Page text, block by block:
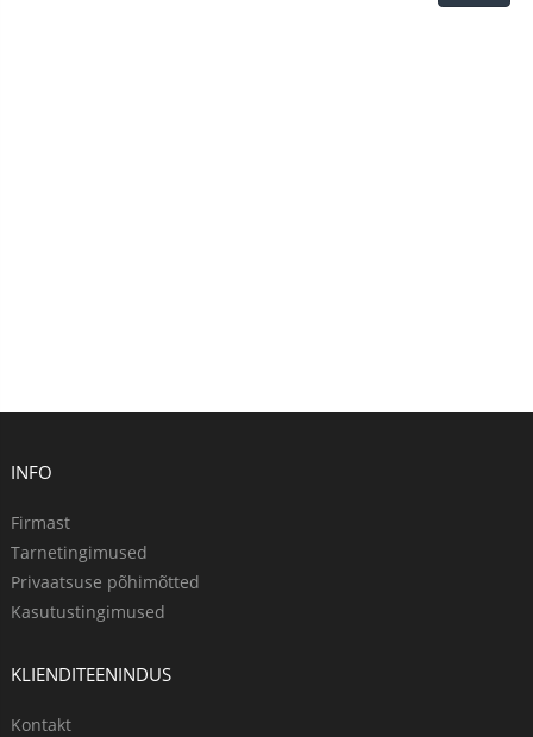
INFO
Firmast
Tarnetingimused
Privaatsuse põhimõtted
Kasutustingimused
KLIENDITEENINDUS
Kontakt